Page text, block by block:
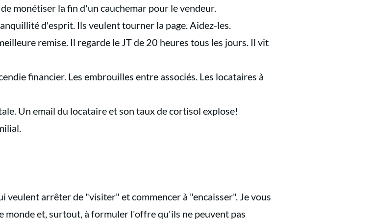
monétiser la fin d'un cauchemar pour le vendeur.
d'esprit. Ils veulent tourner la page. Aidez-les.
remise. Il regarde le JT de 20 heures tous les jours. Il vit
financier. Les embrouilles entre associés. Les locataires à
Un email du locataire et son taux de cortisol explose!
veulent arrêter de "visiter" et commencer à "encaisser". Je vous
monde et, surtout, à formuler l'offre qu'ils ne peuvent pas